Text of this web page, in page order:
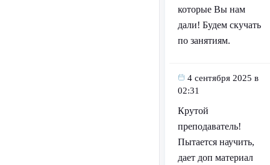
которые Вы нам
дали! Будем скучать
по занятиям.
4 сентября 2025 в
02:31
Крутой
преподаватель!
Пытается научить,
дает доп материал